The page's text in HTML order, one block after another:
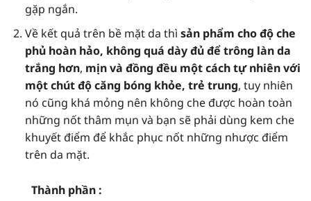
gặp ngắn.
Về kết quả trên bề mặt da thì sản phẩm cho độ che
phủ hoàn hảo, không quá dày đủ để trông làn da
trắng hơn, mịn và đồng đều một cách tự nhiên với
một chút độ căng bóng khỏe, trẻ trung, tuy nhiên
nó cũng khá mỏng nên không che được hoàn toàn
những nốt thâm mụn và bạn sẽ phải dùng kem che
khuyết điểm để khắc phục nốt những nhược điểm
trên da mặt.
Thành phần :